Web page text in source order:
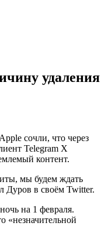
удаления
сочли, что через
Telegram X
контент.
мы будем ждать
Дуров в своём Twitter.
на 1 февраля.
«незначительной